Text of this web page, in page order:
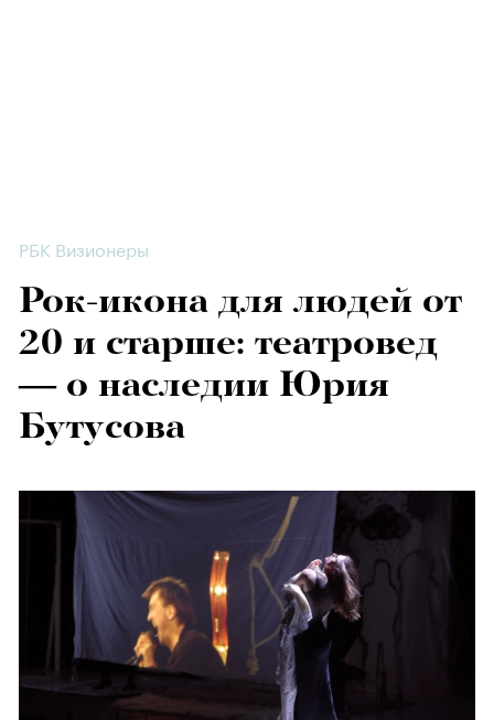
РБК Визионеры
Рок-икона для людей от
20 и старше: театровед
— о наследии Юрия
Бутусова